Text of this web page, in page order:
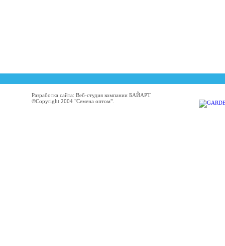
Разработка сайта: Веб-студия компании БАЙАРТ
©Copyright 2004 "Семена оптом".